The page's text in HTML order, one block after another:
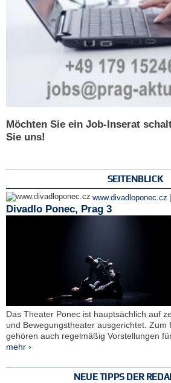
Möchten Sie ein Job-Inserat
Sie uns!
SEITENBLICK
www.divadloponec.cz |
Divadlo Ponec, Prag 3
Das Theater Ponec ist hauptsächlich auf
und Bewegungstheater ausgerichtet. Zum
gehören auch regelmäßig Vorstellungen
mehr ›
NEUE TIPPS DER